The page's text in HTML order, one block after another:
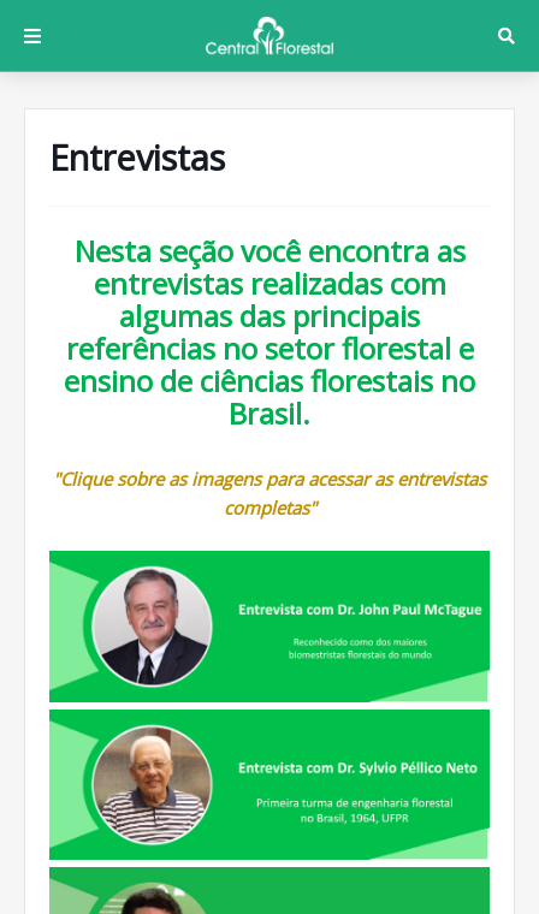
Entrevistas
Nesta seção você encontra as
entrevistas realizadas com
algumas das principais
referências no setor florestal e
ensino de ciências florestais no
Brasil.
"Clique sobre as imagens para acessar as entrevistas
completas"